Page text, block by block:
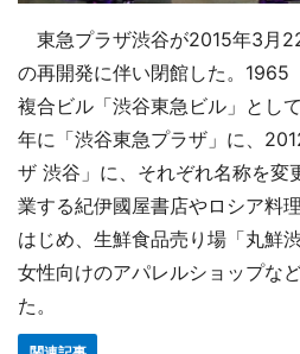
東急プラザ渋谷が2015年3月
の再開発に伴い閉館した。1965
複合ビル「渋谷東急ビル」とし
年に「渋谷東急プラザ」に、
ザ 渋谷」に、それぞれ名称を変
業する紀伊國屋書店やロシア料
はじめ、生鮮食品売り場「丸鮮
女性向けのアパレルショップな
た。